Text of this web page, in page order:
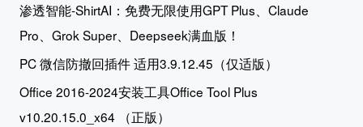
渗透智能-ShirtAI：免费无限使用GPT Plus、Claude
Pro、Grok Super、Deepseek满血版！
PC 微信防撤回插件 适用3.9.12.45（仅适版）
Office 2016-2024安装工具Office Tool Plus
v10.20.15.0_x64 （正版）